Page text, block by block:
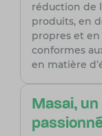
réduction de
produits, en
propres et
conformes
en matière
Masai,